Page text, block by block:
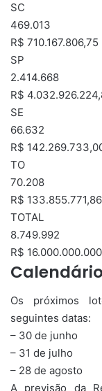
SC
469.013
R$ 710.167.806,75
SP
2.414.668
R$
SE
66.632
R$
TO
70.208
R$ 133.855.771,86
TOTAL
8.749.992
R$
Os próximos
seguintes datas:
– 30 de junho
– 31 de julho
– 28 de agosto
A previsão da